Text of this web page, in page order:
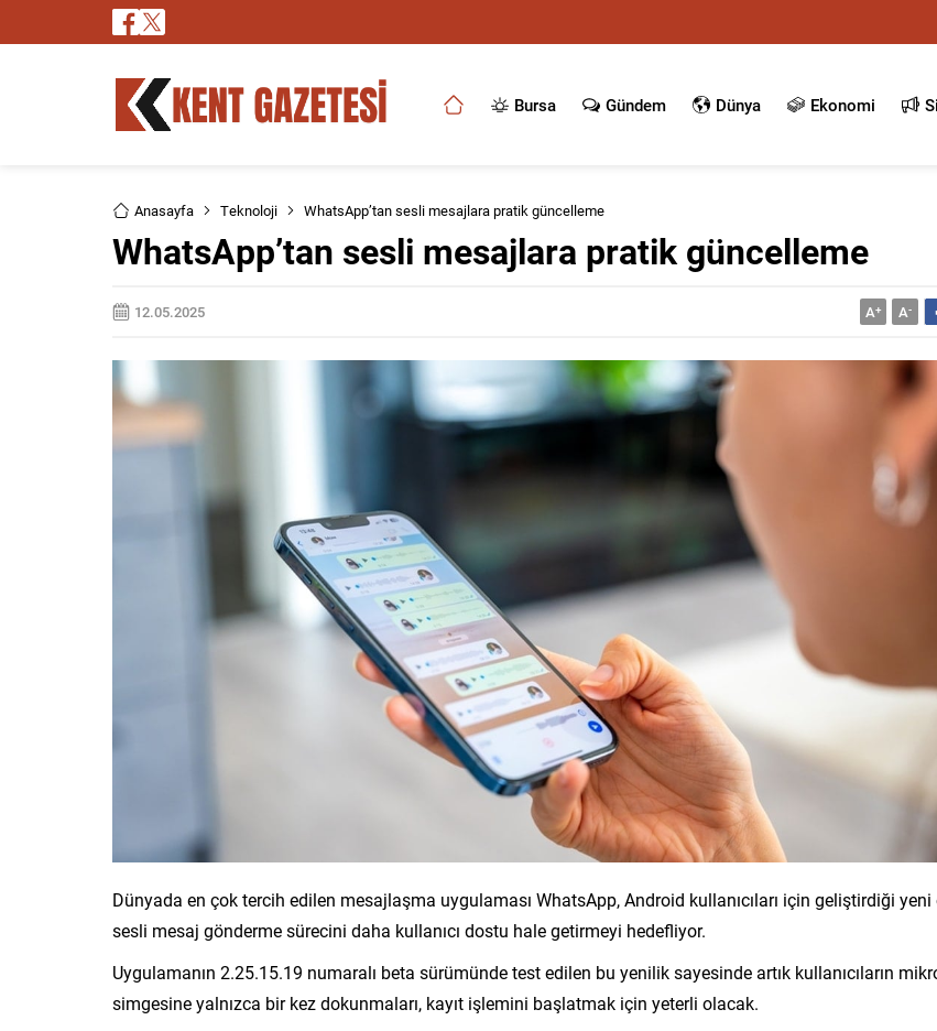
Bursa Gündem Dünya Ekonomi
Anasayfa Teknoloji WhatsApp’tan sesli mesajlara pratik güncelleme
WhatsApp’tan sesli mesajlara pratik güncelleme
12.05.2025 A+ A-
Dünyada en çok tercih edilen mesajlaşma uygulaması WhatsApp, Android kullanıcıları için geliştirdiği
sesli mesaj gönderme sürecini daha kullanıcı dostu hale getirmeyi hedefliyor.
Uygulamanın 2.25.15.19 numaralı beta sürümünde test edilen bu yenilik sayesinde artık kullanıcıların
simgesine yalnızca bir kez dokunmaları, kayıt işlemini başlatmak için yeterli olacak.